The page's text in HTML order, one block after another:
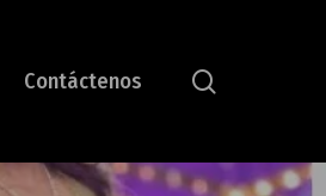
Contáctenos